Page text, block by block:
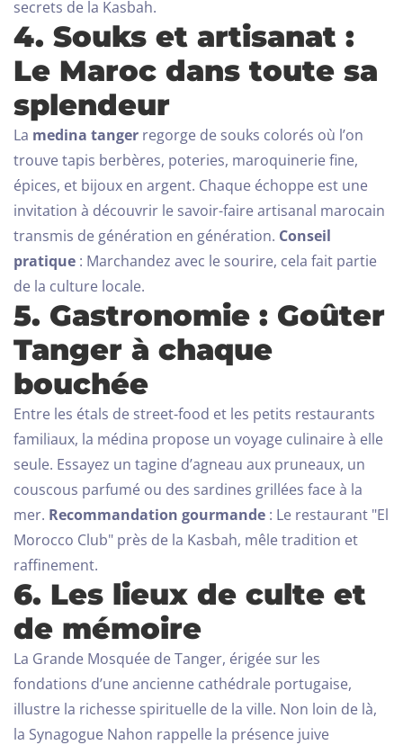
secrets de la Kasbah.
4. Souks et artisanat :
Le Maroc dans toute sa
splendeur
La medina tanger regorge de souks colorés où l’on
trouve tapis berbères, poteries, maroquinerie fine,
épices, et bijoux en argent. Chaque échoppe est une
invitation à découvrir le savoir-faire artisanal marocain
transmis de génération en génération. Conseil
pratique : Marchandez avec le sourire, cela fait partie
de la culture locale.
5. Gastronomie : Goûter
Tanger à chaque
bouchée
Entre les étals de street-food et les petits restaurants
familiaux, la médina propose un voyage culinaire à elle
seule. Essayez un tagine d’agneau aux pruneaux, un
couscous parfumé ou des sardines grillées face à la
mer. Recommandation gourmande : Le restaurant "El
Morocco Club" près de la Kasbah, mêle tradition et
raffinement.
6. Les lieux de culte et
de mémoire
La Grande Mosquée de Tanger, érigée sur les
fondations d’une ancienne cathédrale portugaise,
illustre la richesse spirituelle de la ville. Non loin de là,
la Synagogue Nahon rappelle la présence juive